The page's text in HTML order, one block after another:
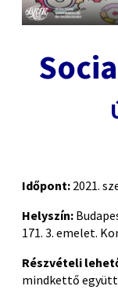
Időpont: 2021.
Helyszín:
171. 3. emelet.
Részvételi
mindkettő